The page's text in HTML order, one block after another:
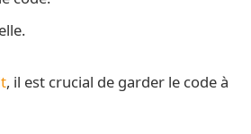
, il est crucial de garder le code à